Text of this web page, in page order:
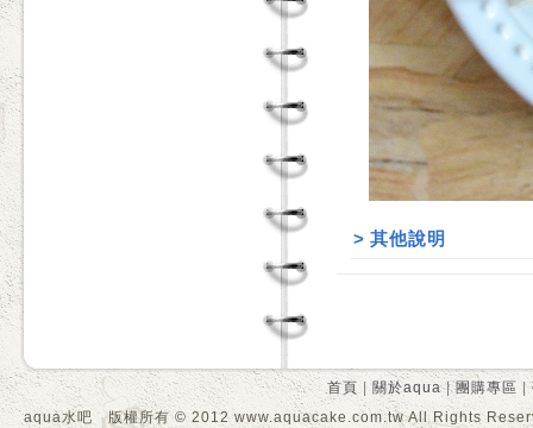
> 其他說明
首頁 關於aqua|團購專區 |
aqua水吧 版權所有 © 2012 www.aquacake.com.tw All Rights